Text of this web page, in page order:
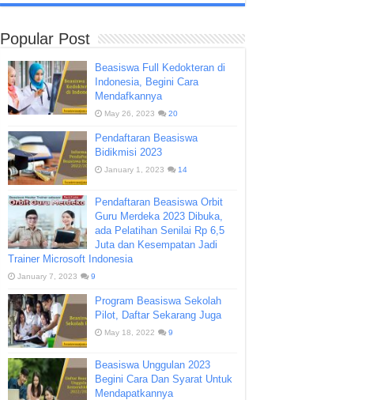
Popular Post
Beasiswa Full Kedokteran di
Indonesia, Begini Cara
Mendafkannya
May 26, 2023 20
Pendaftaran Beasiswa
Bidikmisi 2023
January 1, 2023 14
Pendaftaran Beasiswa Orbit
Guru Merdeka 2023 Dibuka,
ada Pelatihan Senilai Rp 6,5
Juta dan Kesempatan Jadi
Trainer Microsoft Indonesia
January 7, 2023 9
Program Beasiswa Sekolah
Pilot, Daftar Sekarang Juga
May 18, 2022 9
Beasiswa Unggulan 2023
Begini Cara Dan Syarat Untuk
Mendapatkannya